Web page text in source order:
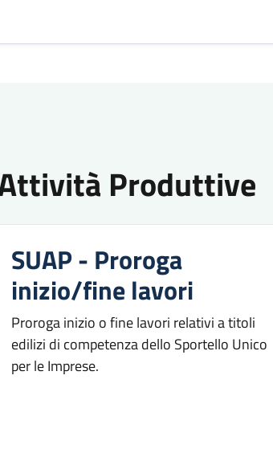
Produttive
SUAP - Proroga
inizio/fine lavori
Proroga inizio o fine lavori relativi a titoli
edilizi di competenza dello Sportello Unico
per le Imprese.